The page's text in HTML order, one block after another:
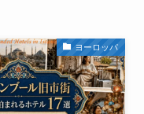
ヨーロッパ